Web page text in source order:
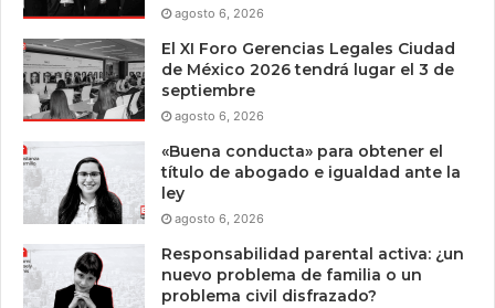
agosto 6, 2026
El XI Foro Gerencias Legales Ciudad
de México 2026 tendrá lugar el 3 de
septiembre
agosto 6, 2026
«Buena conducta» para obtener el
título de abogado e igualdad ante la
ley
agosto 6, 2026
Responsabilidad parental activa: ¿un
nuevo problema de familia o un
problema civil disfrazado?